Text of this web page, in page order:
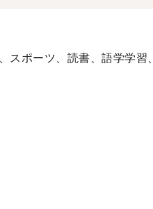
スポーツ、読書、語学学習、